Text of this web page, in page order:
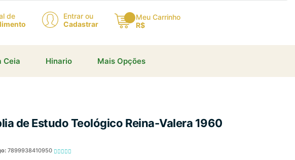
de
Entrar ou
Cadastrar
Meu Carrinho
R$
Ceia Hinario Mais Opções
de Estudo Teológico Reina-Valera 1960
7899938410950